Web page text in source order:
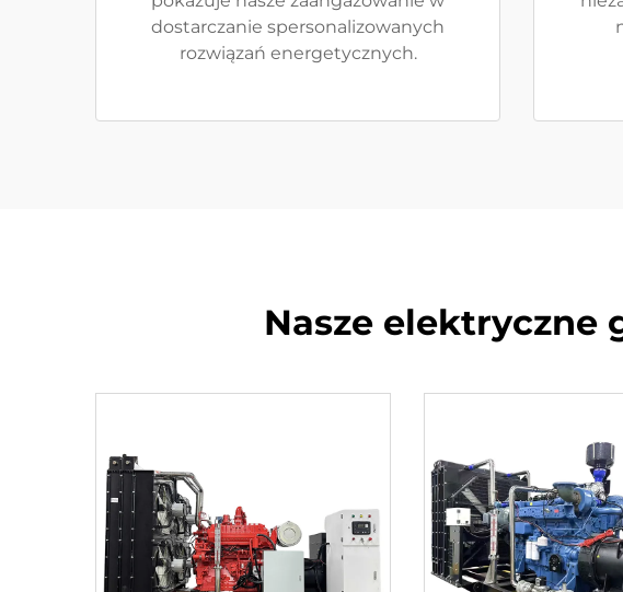
dostarczanie spersonalizowanych
rozwiązań energetycznych.
Nasze elektryczne